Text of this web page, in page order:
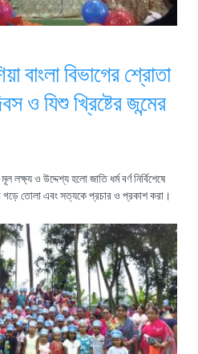
বাংলা বিভাগের শ্রোতা
ও যিশু খ্রিষ্টের জন্মের
লক্ষ্য ও উদ্দেশ্য হলো জাতি ধর্ম বর্ণ নির্বিশেষে
তোলা এবং সত্যকে প্রচার ও প্রকাশ করা।